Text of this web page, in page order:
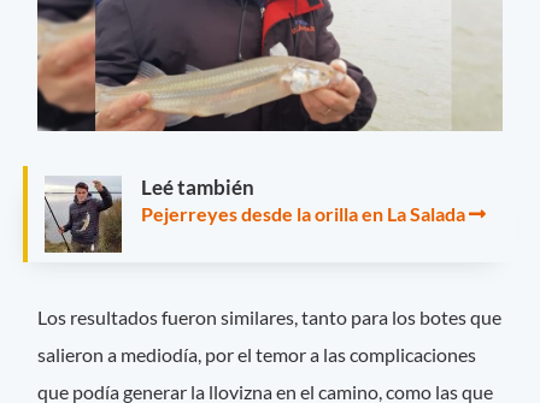
Leé también
Pejerreyes desde la orilla en La Salada
Los resultados fueron similares, tanto para los botes que
salieron a mediodía, por el temor a las complicaciones
que podía generar la llovizna en el camino, como las que